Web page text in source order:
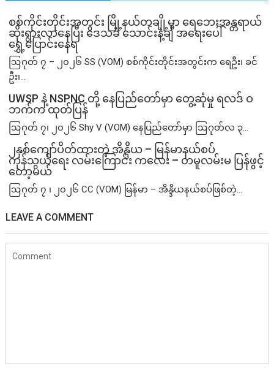
စစ်ကိုင်းတိုင်းအတွင်း မြို့နယ်တချို့မှာ ရေဘေးအန္တရာယ်
ဆိုးရွားလာနေပြီး ဒေသခံ သောင်းနဲ့ချီ အရေးပေါ်
ရွှေ့ပြောင်းနေရ
ဩဂုတ် ၇ – ၂၀၂၆ SS (VOM) စစ်ကိုင်းတိုင်းအတွင်းက ရေဦး၊ ခင်
ဦး၊...
UWSP နဲ့ NSPNC တို့ နေပြည်တော်မှာ တွေ့ဆုံမှု ရလဒ် ဝ
ဘက်က ထုတ်ပြန်
ဩဂုတ် ၇၊ ၂၀၂၆ Shy V (VOM) နေပြည်တော်မှာ ဩဂုတ်လ ၃...
၂နှစ်​ကျော်ပိတ်ထားတဲ့ အိန္ဒိယ – မြန်မာနယ်စပ်
ကုန်သွယ်ရေး လမ်းကြောင်း ကလေး – တမူလမ်းမ ပြန်ဖွင့်
တော့မယ်
ဩဂုတ် ၇ ၊ ၂၀၂၆ CC (VOM) မြန်မာ – အိန္ဒိယနယ်စပ်ဖြစ်တဲ့...
LEAVE A COMMENT